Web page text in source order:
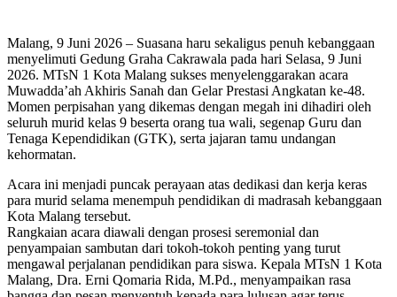
Malang, 9 Juni 2026 – Suasana haru sekaligus penuh kebanggaan
menyelimuti Gedung Graha Cakrawala pada hari Selasa, 9 Juni
2026. MTsN 1 Kota Malang sukses menyelenggarakan acara
Muwadda’ah Akhiris Sanah dan Gelar Prestasi Angkatan ke-48.
Momen perpisahan yang dikemas dengan megah ini dihadiri oleh
seluruh murid kelas 9 beserta orang tua wali, segenap Guru dan
Tenaga Kependidikan (GTK), serta jajaran tamu undangan
kehormatan.
Acara ini menjadi puncak perayaan atas dedikasi dan kerja keras
para murid selama menempuh pendidikan di madrasah kebanggaan
Kota Malang tersebut.
Rangkaian acara diawali dengan prosesi seremonial dan
penyampaian sambutan dari tokoh-tokoh penting yang turut
mengawal perjalanan pendidikan para siswa. Kepala MTsN 1 Kota
Malang, Dra. Erni Qomaria Rida, M.Pd., menyampaikan rasa